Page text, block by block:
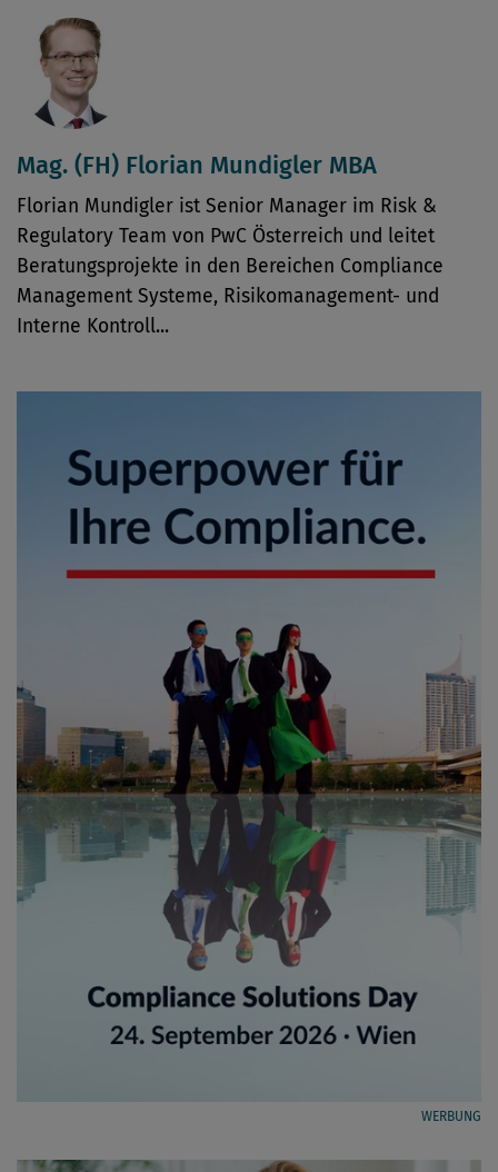
Mag. (FH) Florian Mundigler MBA
Florian Mundigler ist Senior Manager im Risk &
Regulatory Team von PwC Österreich und leitet
Beratungsprojekte in den Bereichen Compliance
Management Systeme, Risikomanagement- und
Interne Kontroll...
WERBUNG